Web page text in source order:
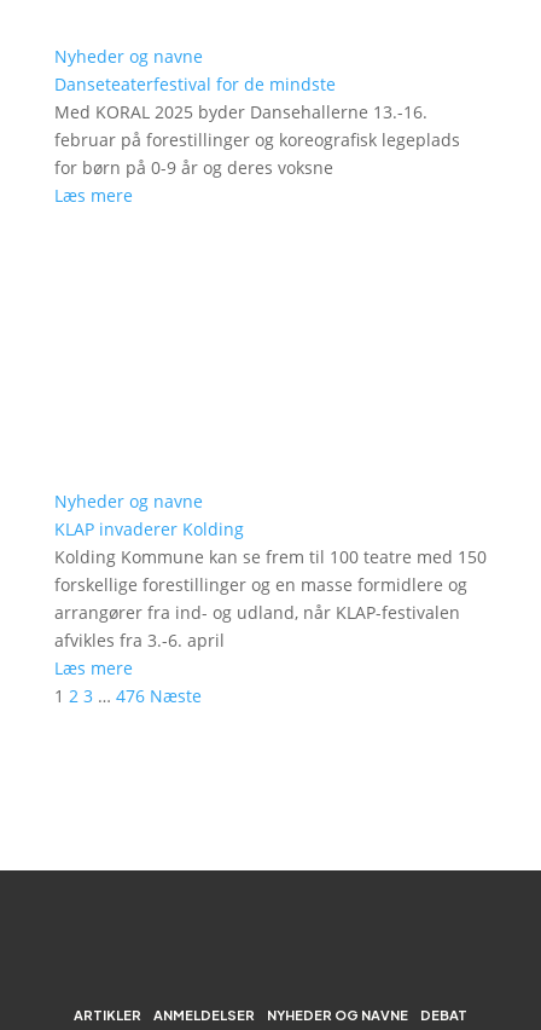
Nyheder og navne
Danseteaterfestival for de mindste
Med KORAL 2025 byder Dansehallerne 13.-16.
februar på forestillinger og koreografisk legeplads
for børn på 0-9 år og deres voksne
Læs mere
Nyheder og navne
KLAP invaderer Kolding
Kolding Kommune kan se frem til 100 teatre med 150
forskellige forestillinger og en masse formidlere og
arrangører fra ind- og udland, når KLAP-festivalen
afvikles fra 3.-6. april
Læs mere
1 2 3 … 476 Næste
ARTIKLER ANMELDELSER NYHEDER OG NAVNE DEBAT